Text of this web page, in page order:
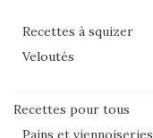
Recettes à squizer
Veloutés
Recettes pour tous
Pains et viennoiseries